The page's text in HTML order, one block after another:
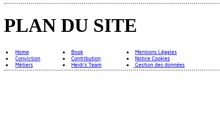
PLAN DU SITE
Home
Conviction
Métiers
Book
Contribution
Heidi's Team
Mentions Légales
Notice Cookies
Gestion des données